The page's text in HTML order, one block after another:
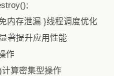
内存泄漏 }线程调度优化
著提升应用性能
作
算密集型操作